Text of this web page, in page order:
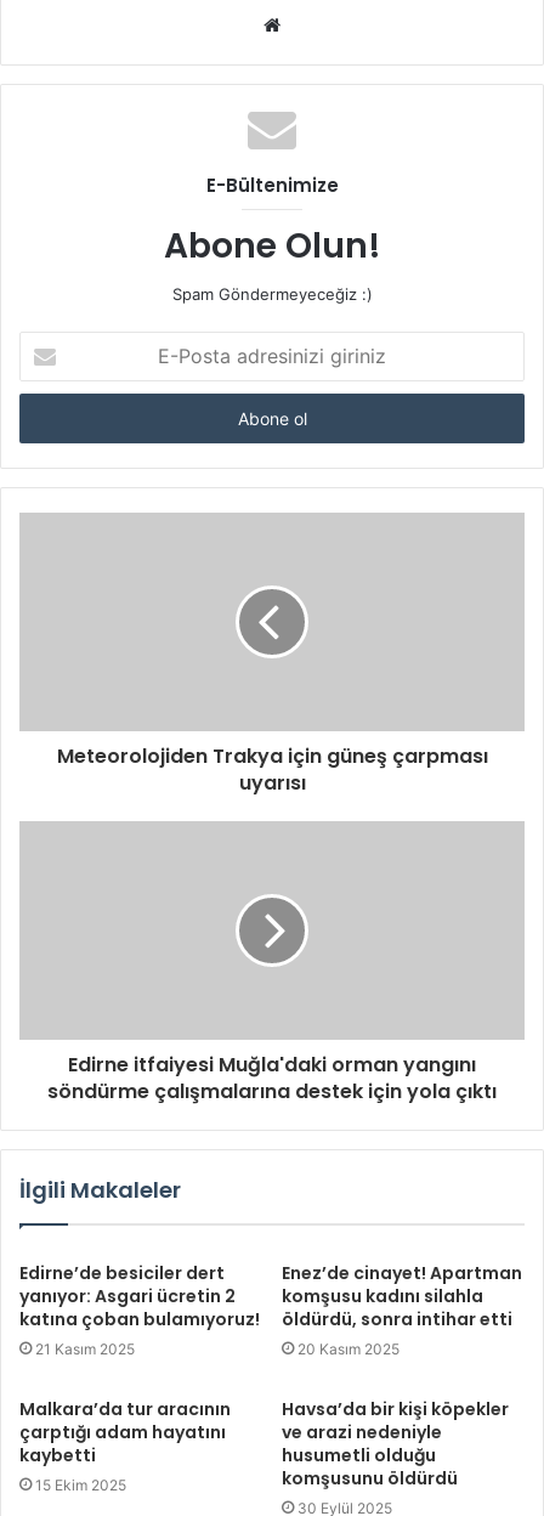
Web
E-Bültenimize
Abone Olun!
Spam Göndermeyeceğiz :)
Posta
adresinizi
Meteorolojiden Trakya için güneş çarpması
uyarısı
Edirne itfaiyesi Muğla'daki orman yangını
söndürme çalışmalarına destek için yola çıktı
İlgili Makaleler
Edirne’de besiciler dert
yanıyor: Asgari ücretin 2
katına çoban bulamıyoruz!
21 Kasım 2025
Enez’de cinayet! Apartman
komşusu kadını silahla
öldürdü, sonra intihar etti
20 Kasım 2025
Malkara’da tur aracının
çarptığı adam hayatını
kaybetti
15 Ekim 2025
Havsa’da bir kişi köpekler
ve arazi nedeniyle
husumetli olduğu
komşusunu öldürdü
30 Eylül 2025